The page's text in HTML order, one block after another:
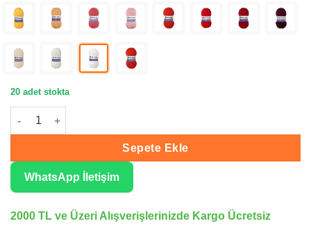
20 adet stokta
Kartopu Aksoft Beyaz El Örgü İpliği K10 adet
Sepete Ekle
WhatsApp İletişim
2000 TL ve Üzeri Alışverişlerinizde Kargo Ücretsiz